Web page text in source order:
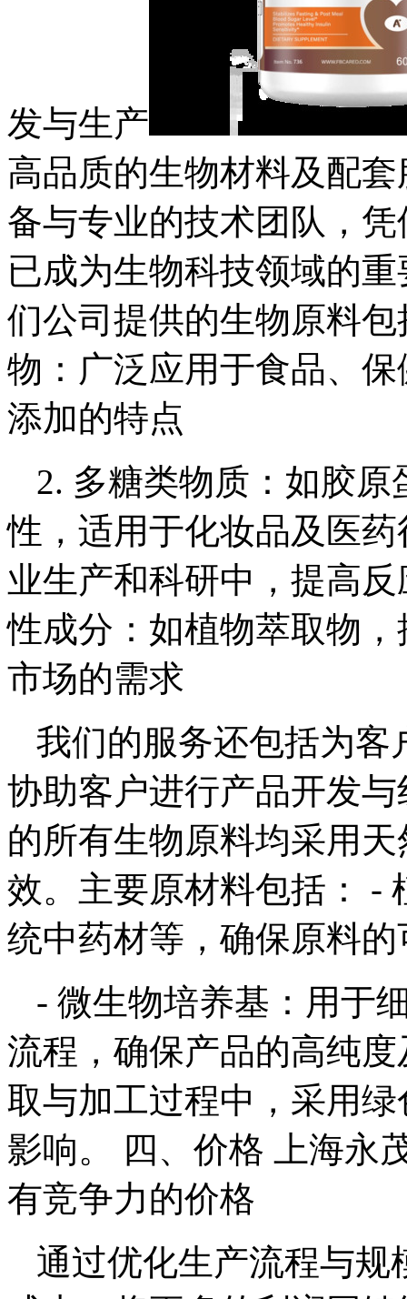
发与生产
高品质的生物材料及配
备与专业的技术团队，
已成为生物科技领域的
们公司提供的生物原料
物：广泛应用于食品、
添加的特点
2. 多糖类物质：如胶
性，适用于化妆品及医
业生产和科研中，提高
性成分：如植物萃取物
市场的需求
我们的服务还包括为客
协助客户进行产品开发
的所有生物原料均采用
效。主要原材料包括： -
统中药材等，确保原料
- 微生物培养基：用于
流程，确保产品的高纯
取与加工过程中，采用
影响。 四、价格 上海永
有竞争力的价格
通过优化生产流程与规